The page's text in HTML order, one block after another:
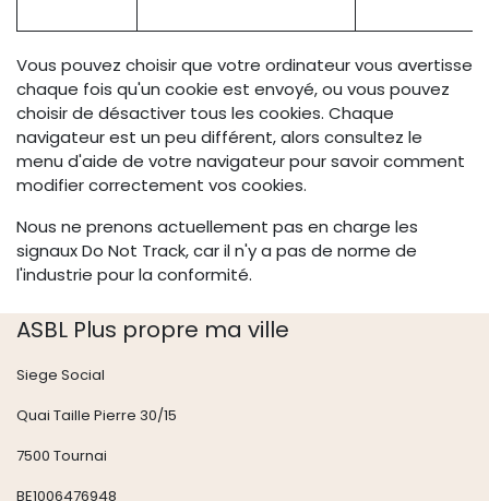
Vous pouvez choisir que votre ordinateur vous avertisse
chaque fois qu'un cookie est envoyé, ou vous pouvez
choisir de désactiver tous les cookies. Chaque
navigateur est un peu différent, alors consultez le
menu d'aide de votre navigateur pour savoir comment
modifier correctement vos cookies.
Nous ne prenons actuellement pas en charge les
signaux Do Not Track, car il n'y a pas de norme de
l'industrie pour la conformité.
ASBL Plus propre ma ville
Siege Social
Quai Taille Pierre 30/15
7500 Tournai
BE1006476948